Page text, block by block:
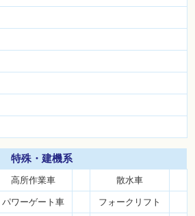
特殊・ 建機系
高所作業車 散水車
パワーゲート車 フォークリフト